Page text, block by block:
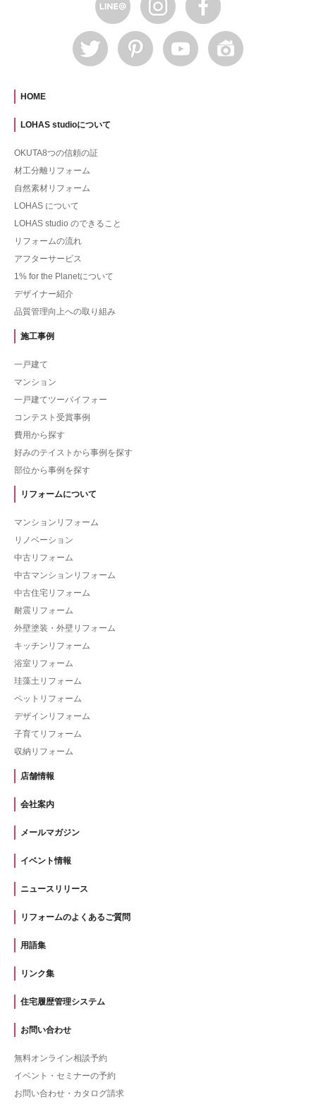
HOME
LOHAS studioについて
OKUTA8つの信頼の証
材工分離リフォーム
自然素材リフォーム
LOHAS について
LOHAS studio のできること
リフォームの流れ
アフターサービス
1% for the Planetについて
デザイナー紹介
品質管理向上への取り組み
施工事例
一戸建て
マンション
一戸建てツーバイフォー
コンテスト受賞事例
費用から探す
好みのテイストから事例を探す
部位から事例を探す
リフォームについて
マンションリフォーム
リノベーション
中古リフォーム
中古マンションリフォーム
中古住宅リフォーム
耐震リフォーム
外壁塗装・外壁リフォーム
キッチンリフォーム
浴室リフォーム
珪藻土リフォーム
ペットリフォーム
デザインリフォーム
子育てリフォーム
収納リフォーム
店舗情報
会社案内
メールマガジン
イベント情報
ニュースリリース
リフォームのよくあるご質問
用語集
リンク集
住宅履歴管理システム
お問い合わせ
無料オンライン相談予約
イベント・セミナーの予約
お問い合わせ・カタログ請求